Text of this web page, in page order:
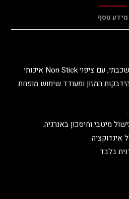
מידע נוסף
מחבת עשויה מאלומיניום רב שכבתי, עם ציפוי Non Stick איכותי
המזון ומעודד שימוש מופחת
מיטבי וחיסכון באנרגיה.
אינדוקציה.
בלבד.